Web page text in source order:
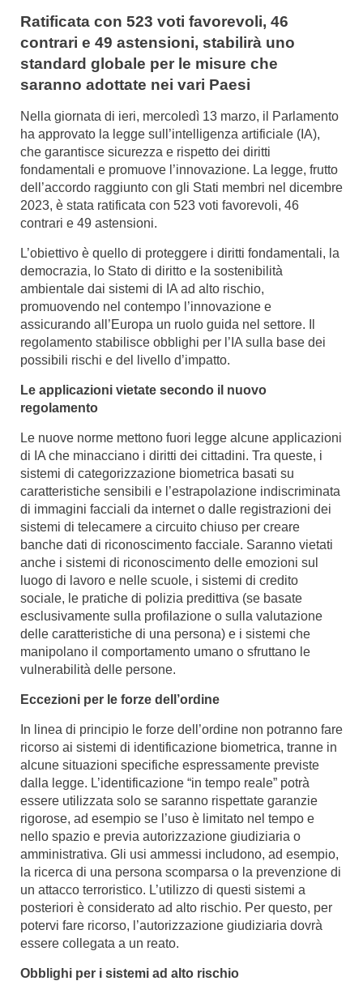
Ratificata con 523 voti favorevoli, 46
contrari e 49 astensioni, stabilirà uno
standard globale per le misure che
saranno adottate nei vari Paesi
Nella giornata di ieri, mercoledì 13 marzo, il Parlamento
ha approvato la legge sull’intelligenza artificiale (IA),
che garantisce sicurezza e rispetto dei diritti
fondamentali e promuove l’innovazione. La legge, frutto
dell’accordo raggiunto con gli Stati membri nel dicembre
2023, è stata ratificata con 523 voti favorevoli, 46
contrari e 49 astensioni.
L’obiettivo è quello di proteggere i diritti fondamentali, la
democrazia, lo Stato di diritto e la sostenibilità
ambientale dai sistemi di IA ad alto rischio,
promuovendo nel contempo l’innovazione e
assicurando all’Europa un ruolo guida nel settore. Il
regolamento stabilisce obblighi per l’IA sulla base dei
possibili rischi e del livello d’impatto.
Le applicazioni vietate secondo il nuovo
regolamento
Le nuove norme mettono fuori legge alcune applicazioni
di IA che minacciano i diritti dei cittadini. Tra queste, i
sistemi di categorizzazione biometrica basati su
caratteristiche sensibili e l’estrapolazione indiscriminata
di immagini facciali da internet o dalle registrazioni dei
sistemi di telecamere a circuito chiuso per creare
banche dati di riconoscimento facciale. Saranno vietati
anche i sistemi di riconoscimento delle emozioni sul
luogo di lavoro e nelle scuole, i sistemi di credito
sociale, le pratiche di polizia predittiva (se basate
esclusivamente sulla profilazione o sulla valutazione
delle caratteristiche di una persona) e i sistemi che
manipolano il comportamento umano o sfruttano le
vulnerabilità delle persone.
Eccezioni per le forze dell’ordine
In linea di principio le forze dell’ordine non potranno fare
ricorso ai sistemi di identificazione biometrica, tranne in
alcune situazioni specifiche espressamente previste
dalla legge. L’identificazione “in tempo reale” potrà
essere utilizzata solo se saranno rispettate garanzie
rigorose, ad esempio se l’uso è limitato nel tempo e
nello spazio e previa autorizzazione giudiziaria o
amministrativa. Gli usi ammessi includono, ad esempio,
la ricerca di una persona scomparsa o la prevenzione di
un attacco terroristico. L’utilizzo di questi sistemi a
posteriori è considerato ad alto rischio. Per questo, per
potervi fare ricorso, l’autorizzazione giudiziaria dovrà
essere collegata a un reato.
Obblighi per i sistemi ad alto rischio